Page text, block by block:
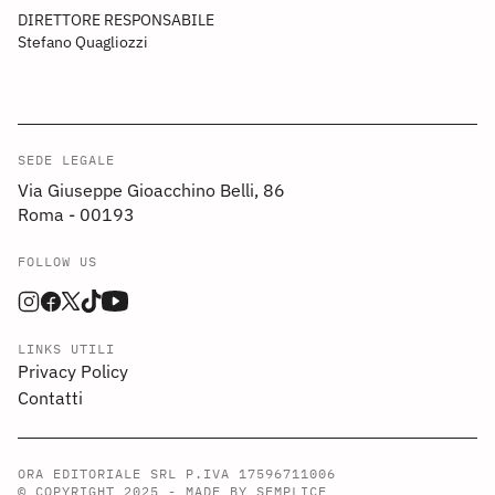
DIRETTORE RESPONSABILE
Stefano Quagliozzi
SEDE LEGALE
Via Giuseppe Gioacchino Belli, 86
Roma - 00193
FOLLOW US
LINKS UTILI
Privacy Policy
Contatti
ORA EDITORIALE SRL P.IVA 17596711006
© COPYRIGHT 2025 - MADE BY SEMPLICE